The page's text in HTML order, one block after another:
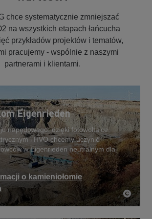
chce systematycznie zmniejszać
na wszystkich etapach łańcucha
przykładów projektów i tematów,
pracujemy - wspólnie z naszymi
partnerami i klientami.
Eigenrieden
napędowego: dzięki fotowoltaice,
i HVO chcemy uczynić
w Eigenrieden neutralnym dla
o kamieniołomie